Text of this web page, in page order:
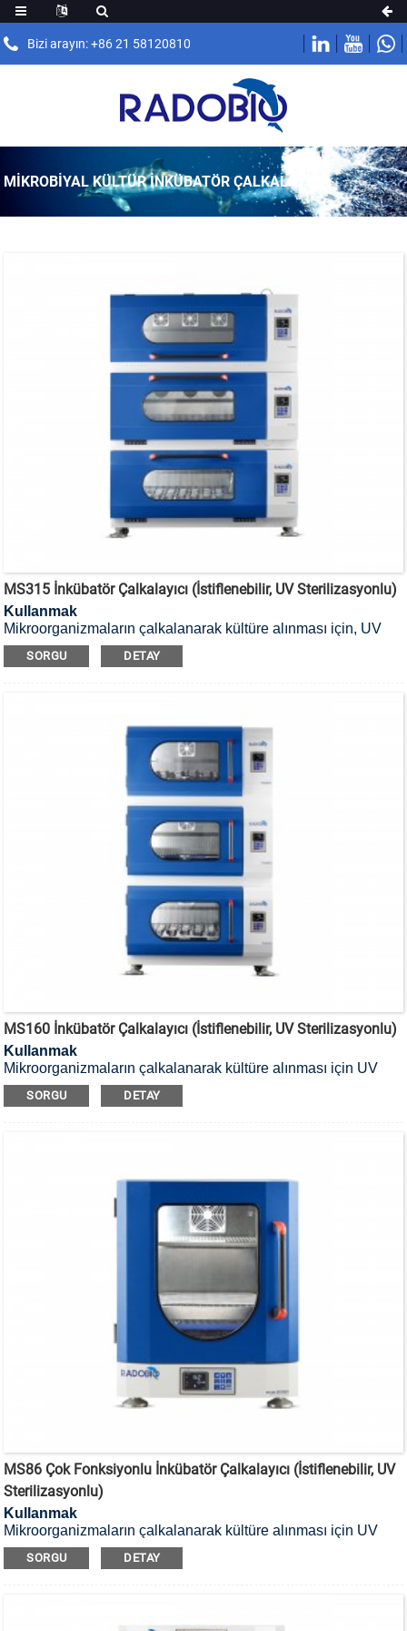
Bizi arayın: +86 21 58120810
MIKROBIYAL KÜLTÜR İNKÜBATÖR ÇALKALAYICI
MS315 İnkübatör Çalkalayıcı (İstiflenebilir, UV Sterilizasyonlu)
Kullanmak
Mikroorganizmaların çalkalanarak kültüre alınması için, UV
sterilizasyonlu, istiflenebilir inkübatör çalkalayıcı kullanılır.
SORGU DETAY
MS160 İnkübatör Çalkalayıcı (İstiflenebilir, UV Sterilizasyonlu)
Kullanmak
Mikroorganizmaların çalkalanarak kültüre alınması için UV
sterilizasyonlu, istiflenebilir inkübatör çalkalayıcı kullanılır.
SORGU DETAY
MS86 Çok Fonksiyonlu İnkübatör Çalkalayıcı (İstiflenebilir, UV
Sterilizasyonlu)
Kullanmak
Mikroorganizmaların çalkalanarak kültüre alınması için UV
sterilizasyonlu, istiflenebilir inkübatör çalkalayıcı kullanılır.
SORGU DETAY